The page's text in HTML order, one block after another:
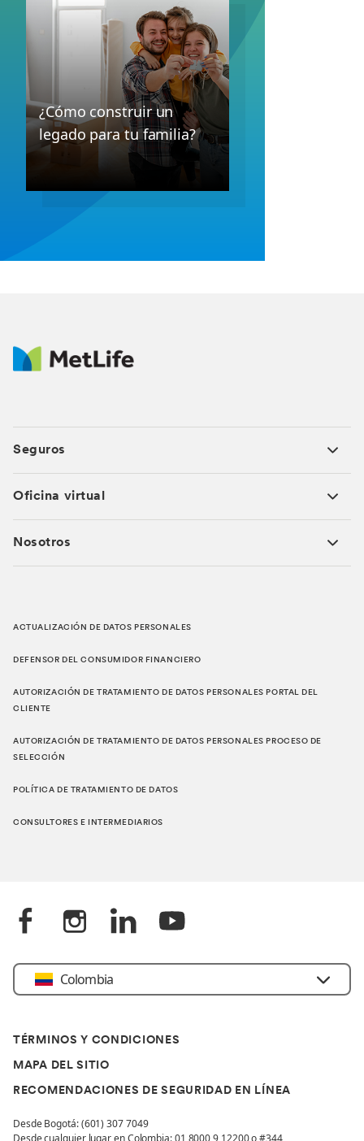
¿Cómo construir un
legado para tu familia?
Seguros
Oficina virtual
Nosotros
ACTUALIZACIÓN DE DATOS PERSONALES
DEFENSOR DEL CONSUMIDOR FINANCIERO
AUTORIZACIÓN DE TRATAMIENTO DE DATOS PERSONALES PORTAL DEL
CLIENTE
AUTORIZACIÓN DE TRATAMIENTO DE DATOS PERSONALES PROCESO DE
SELECCIÓN
POLÍTICA DE TRATAMIENTO DE DATOS
CONSULTORES E INTERMEDIARIOS
Colombia
TÉRMINOS Y CONDICIONES
MAPA DEL SITIO
RECOMENDACIONES DE SEGURIDAD EN LÍNEA
Desde Bogotá: (601) 307 7049